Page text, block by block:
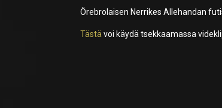
Örebrolaisen Nerrikes Allehandan
Tästävoi käydä tsekkaamassa